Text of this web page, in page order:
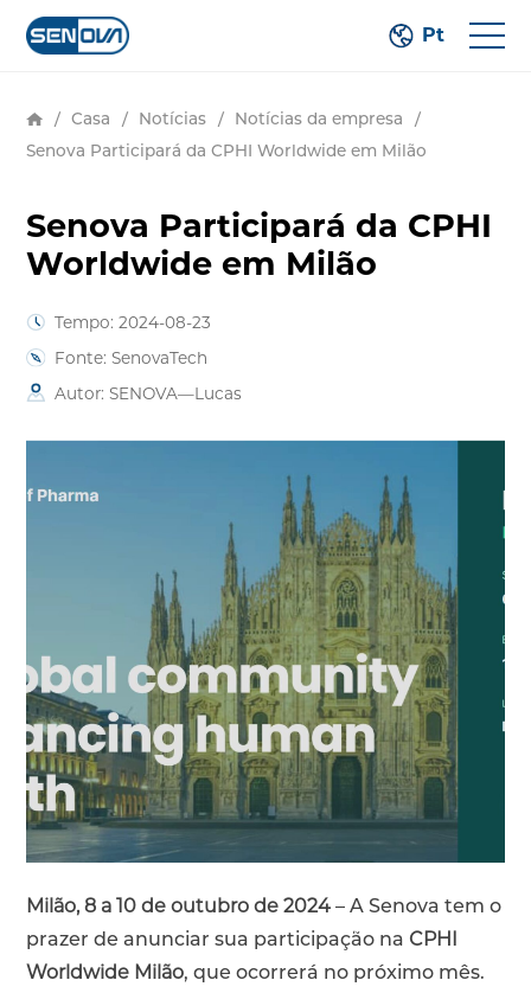
Pt
/ Casa / Notícias / Notícias da empresa
/
Senova Participará da CPHI Worldwide em Milão
Senova Participará da CPHI
Worldwide em Milão
Tempo: 2024-08-23
Fonte: SenovaTech
Autor: SENOVA—Lucas
Milão, 8 a 10 de outubro de 2024 – A Senova tem o
prazer de anunciar sua participação na CPHI
Worldwide Milão, que ocorrerá no próximo mês.